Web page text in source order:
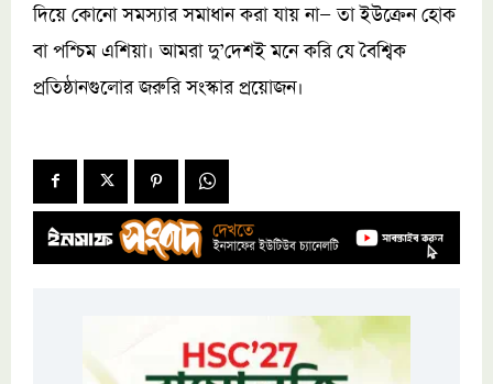
দিয়ে কোনো সমস্যার সমাধান করা যায় না— তা ইউক্রেন হোক
বা পশ্চিম এশিয়া। আমরা দু’দেশই মনে করি যে বৈশ্বিক
প্রতিষ্ঠানগুলোর জরুরি সংস্কার প্রয়োজন।